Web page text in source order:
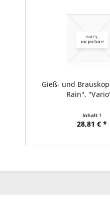
Gieß- und
Rain",
Inhalt 1
28,81 € *